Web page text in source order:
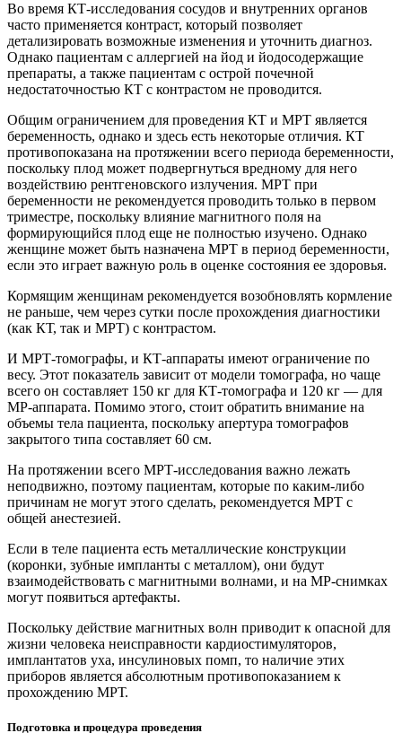
Во время КТ-исследования сосудов и внутренних органов
часто применяется контраст, который позволяет
детализировать возможные изменения и уточнить диагноз.
Однако пациентам с аллергией на йод и йодосодержащие
препараты, а также пациентам с острой почечной
недостаточностью КТ с контрастом не проводится.
Общим ограничением для проведения КТ и МРТ является
беременность, однако и здесь есть некоторые отличия. КТ
противопоказана на протяжении всего периода беременности,
поскольку плод может подвергнуться вредному для него
воздействию рентгеновского излучения. МРТ при
беременности не рекомендуется проводить только в первом
триместре, поскольку влияние магнитного поля на
формирующийся плод еще не полностью изучено. Однако
женщине может быть назначена МРТ в период беременности,
если это играет важную роль в оценке состояния ее здоровья.
Кормящим женщинам рекомендуется возобновлять кормление
не раньше, чем через сутки после прохождения диагностики
(как КТ, так и МРТ) с контрастом.
И МРТ-томографы, и КТ-аппараты имеют ограничение по
весу. Этот показатель зависит от модели томографа, но чаще
всего он составляет 150 кг для КТ-томографа и 120 кг — для
МР-аппарата. Помимо этого, стоит обратить внимание на
объемы тела пациента, поскольку апертура томографов
закрытого типа составляет 60 см.
На протяжении всего МРТ-исследования важно лежать
неподвижно, поэтому пациентам, которые по каким-либо
причинам не могут этого сделать, рекомендуется МРТ с
общей анестезией.
Если в теле пациента есть металлические конструкции
(коронки, зубные импланты с металлом), они будут
взаимодействовать с магнитными волнами, и на МР-снимках
могут появиться артефакты.
Поскольку действие магнитных волн приводит к опасной для
жизни человека неисправности кардиостимуляторов,
имплантатов уха, инсулиновых помп, то наличие этих
приборов является абсолютным противопоказанием к
прохождению МРТ.
Подготовка и процедура проведения